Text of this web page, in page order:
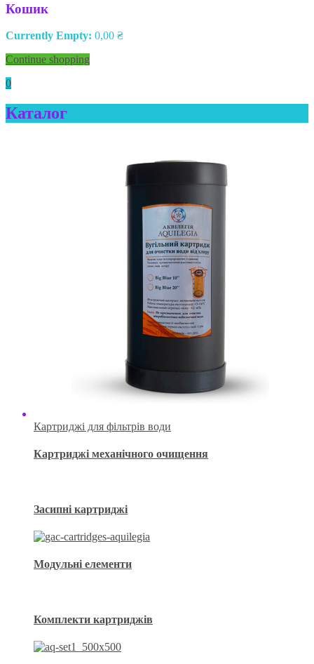
Кошик
Currently Empty: 0,00 ₴
Continue shopping
0
Каталог
Картриджі для фільтрів води
Картриджі механічного очищення
Засипні картриджі
Модульні елементи
Комплекти картриджів